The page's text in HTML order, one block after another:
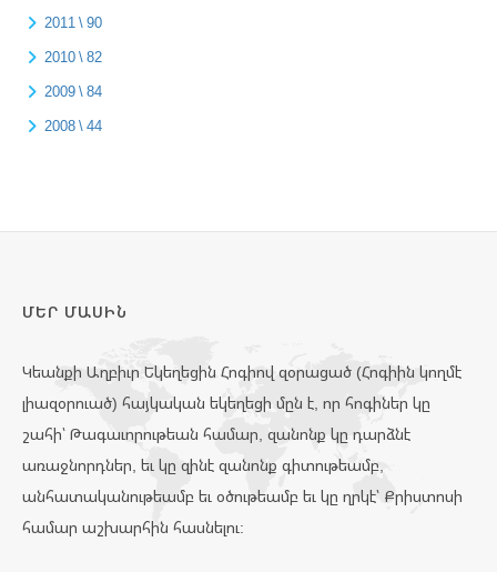
2011 \ 90
2010 \ 82
2009 \ 84
2008 \ 44
ՄԵՐ ՄԱՍԻՆ
Կեանքի Աղբիւր Եկեղեցին Հոգիով զօրացած (Հոգիին կողմէ
լիազօրուած) հայկական եկեղեցի մըն է, որ հոգիներ կը
շահի՝ Թագաւորութեան համար, զանոնք կը դարձնէ
առաջնորդներ, եւ կը զինէ զանոնք գիտութեամբ,
անհատականութեամբ եւ օծութեամբ եւ կը ղրկէ՝ Քրիստոսի
համար աշխարհին հասնելու: